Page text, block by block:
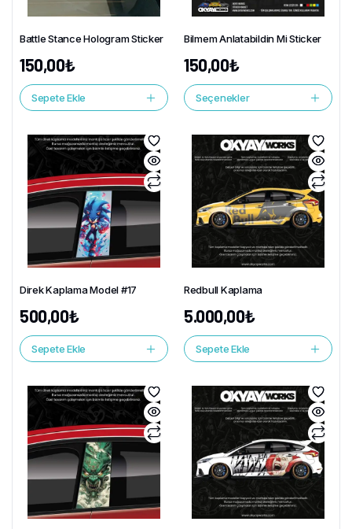
Battle Stance Hologram Sticker
150,00₺
Sepete Ekle
Bilmem Anlatabildin Mi Sticker
150,00₺
Seçenekler
Direk Kaplama Model #17
500,00₺
Sepete Ekle
Redbull Kaplama
5.000,00₺
Sepete Ekle